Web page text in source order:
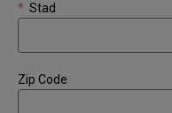
Stad
*
Zip Code